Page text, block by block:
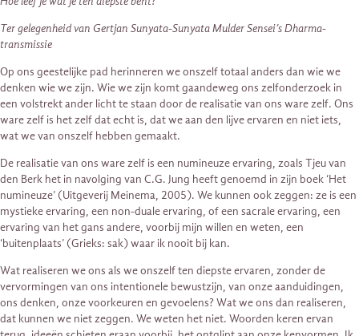
Ter gelegenheid van Gertjan Sunyata-Sunyata Mulder Sensei’s Dharma-
transmissie
Op ons geestelijke pad herinneren we onszelf totaal anders dan wie we
denken wie we zijn. Wie we zijn komt gaandeweg ons zelfonderzoek in
een volstrekt ander licht te staan door de realisatie van ons ware zelf. Ons
ware zelf is het zelf dat echt is, dat we aan den lijve ervaren en niet iets,
wat we van onszelf hebben gemaakt.
De realisatie van ons ware zelf is een numineuze ervaring, zoals Tjeu van
den Berk het in navolging van C.G. Jung heeft genoemd in zijn boek ‘Het
numineuze’ (Uitgeverij Meinema, 2005). We kunnen ook zeggen: ze is een
mystieke ervaring, een non-duale ervaring, of een sacrale ervaring, een
ervaring van het gans andere, voorbij mijn willen en weten, een
‘buitenplaats’ (Grieks: sak) waar ik nooit bij kan.
Wat realiseren we ons als we onszelf ten diepste ervaren, zonder de
vervormingen van ons intentionele bewustzijn, van onze aanduidingen,
ons denken, onze voorkeuren en gevoelens? Wat we ons dan realiseren,
dat kunnen we niet zeggen. We weten het niet. Woorden keren ervan